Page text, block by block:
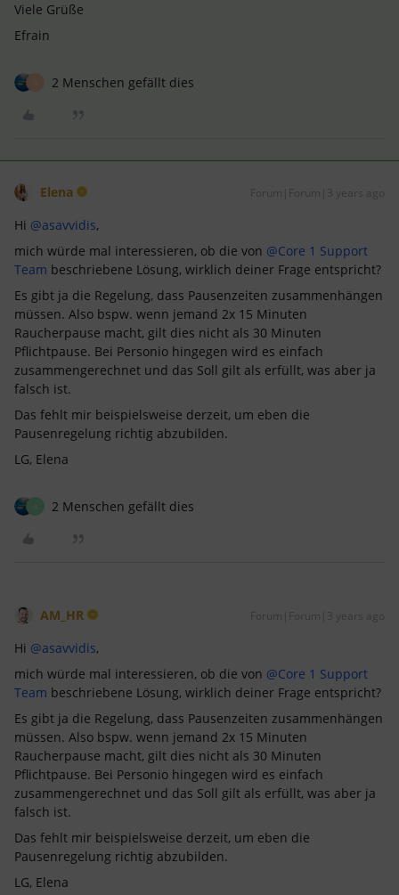
Viele Grüße
Efrain
2 Menschen gefällt dies
Elena Forum|Forum|3 years ago
Hi @asavvidis,
mich würde mal interessieren, ob die von @Core 1 Support
Team beschriebene Lösung, wirklich deiner Frage entspricht?
Es gibt ja die Regelung, dass Pausenzeiten zusammenhängen
müssen. Also bspw. wenn jemand 2x 15 Minuten
Raucherpause macht, gilt dies nicht als 30 Minuten
Pflichtpause. Bei Personio hingegen wird es einfach
zusammengerechnet und das Soll gilt als erfüllt, was aber ja
falsch ist.
Das fehlt mir beispielsweise derzeit, um eben die
Pausenregelung richtig abzubilden.
LG, Elena
A 2 Menschen gefällt dies
AM_HR Forum|Forum|3 years ago
Hi @asavvidis,
mich würde mal interessieren, ob die von @Core 1 Support
Team beschriebene Lösung, wirklich deiner Frage entspricht?
Es gibt ja die Regelung, dass Pausenzeiten zusammenhängen
müssen. Also bspw. wenn jemand 2x 15 Minuten
Raucherpause macht, gilt dies nicht als 30 Minuten
Pflichtpause. Bei Personio hingegen wird es einfach
zusammengerechnet und das Soll gilt als erfüllt, was aber ja
falsch ist.
Das fehlt mir beispielsweise derzeit, um eben die
Pausenregelung richtig abzubilden.
LG, Elena